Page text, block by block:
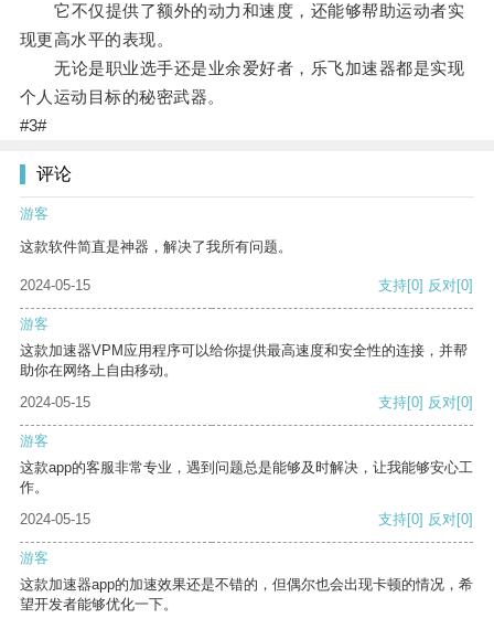
它不仅提供了额外的动力和速度，还能够帮助运动者实
现更高水平的表现。
无论是职业选手还是业余爱好者，乐飞加速器都是实现
个人运动目标的秘密武器。
#3#
评论
游客
这款软件简直是神器，解决了我所有问题。
2024-05-15 支持[0] 反对[0]
游客
这款加速器VPM应用程序可以给你提供最高速度和安全性的连接，并帮
助你在网络上自由移动。
2024-05-15
支持[0] 反对[0]
游客
这款app的客服非常专业，遇到问题总是能够及时解决，让我能够安心工
作。
2024-05-15
支持[0] 反对[0]
游客
这款加速器app的加速效果还是不错的，但偶尔也会出现卡顿的情况，希
望开发者能够优化一下。